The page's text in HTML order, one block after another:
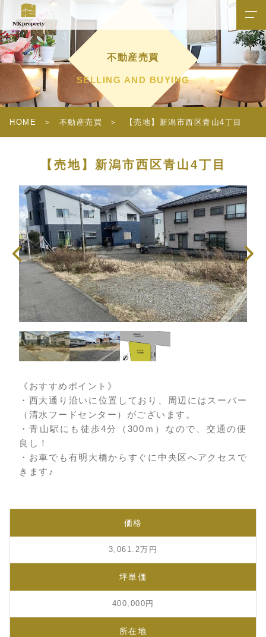
不動産売買
SELLING AND BUYING
HOME 不動産売買 【売地】新潟市西区青山4丁目
【売地】新潟市西区青山4丁目
《おすすめポイント》
・西大通り沿いに位置しており、周辺にはスーパー
（清水フードセンター）がございます。
・青山駅にも徒歩4分（300ｍ）なので、交通の便
良し！
・お車でも有明大橋からすぐに中央区へアクセスで
きます♪
価格
3,061.2万円
坪単価
400,000円
所在地